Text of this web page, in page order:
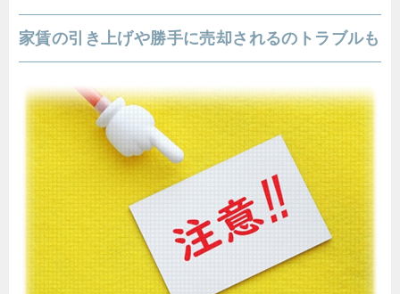
家賃の引き上げや勝手に売却されるのトラブルも